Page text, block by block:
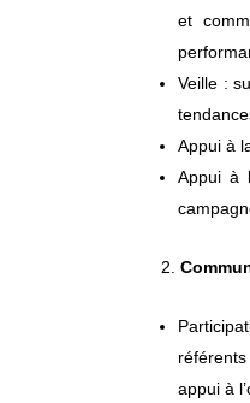
et
Veille :
Appui à
Appui à
appui à